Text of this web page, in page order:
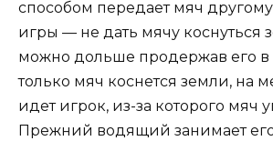
способом передает мяч
игры — не дать мячу коснуться
можно дольше продержав его в
только мяч коснется земли, на
идет игрок, из-за которого мяч
Прежний водящий занимает его